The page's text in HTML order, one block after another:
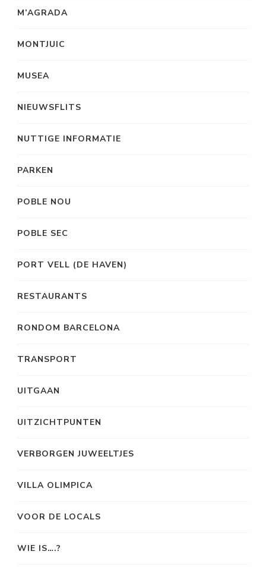
M’AGRADA
MONTJUIC
MUSEA
NIEUWSFLITS
NUTTIGE INFORMATIE
PARKEN
POBLE NOU
POBLE SEC
PORT VELL (DE HAVEN)
RESTAURANTS
RONDOM BARCELONA
TRANSPORT
UITGAAN
UITZICHTPUNTEN
VERBORGEN JUWEELTJES
VILLA OLIMPICA
VOOR DE LOCALS
WIE IS….?